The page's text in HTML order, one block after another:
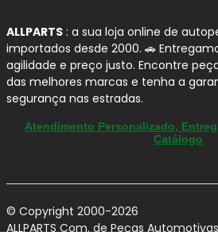
ALLPARTS : a sua loja online de
importados desde 2000. 🚗
agilidade e preço justo. Encontre
das melhores marcas e tenha a
segurança nas estradas.
Atendimento Personalizado,
Catálogo
© Copyright 2000-2026
ALLPARTS Com. de Peças